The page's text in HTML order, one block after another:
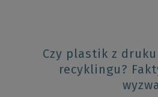
Czy plastik z
recyklingu?